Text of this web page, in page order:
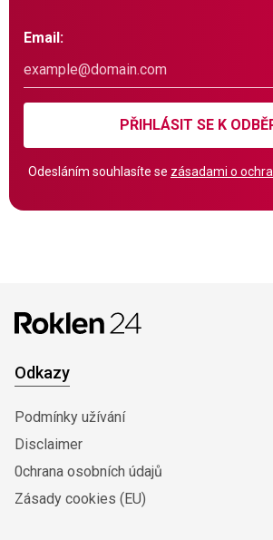
Email:
PŘIHLÁSIT SE K
Odesláním souhlasíte se zásadami o
Odkazy
Podmínky užívání
Disclaimer
0chrana osobních údajů
Zásady cookies (EU)